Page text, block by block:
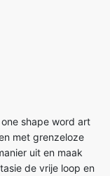
shape word art
met grenzeloze
uit en maak
de vrije loop en